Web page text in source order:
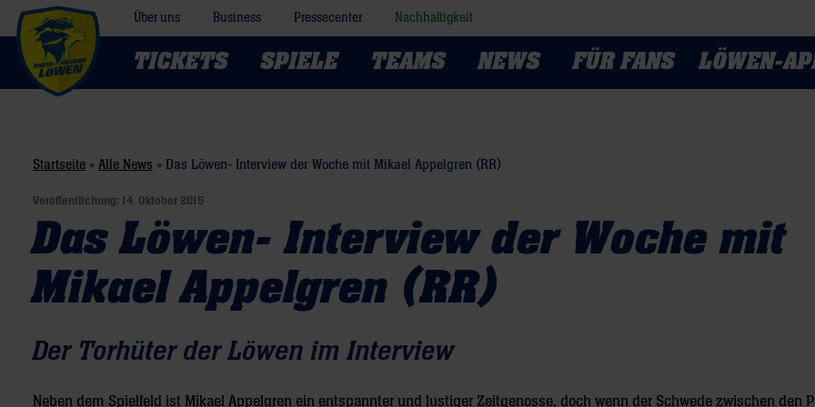
Über uns Business Pressecenter Nachhaltigkeit
TICKETS SPIELE TEAMS NEWS FÜR FANS LÖWEN-
Startseite » Alle News » Das Löwen- Interview der Woche mit Mikael Appelgren (RR)
Veröffentlichung: 14. Oktober 2015
Das Löwen- Interview der Woche mit
Mikael Appelgren (RR)
Der Torhüter der Löwen im Interview
Neben dem Spielfeld ist Mikael Appelgren ein entspannter und lustiger Zeitgenosse, doch wenn der Schwede zwischen den